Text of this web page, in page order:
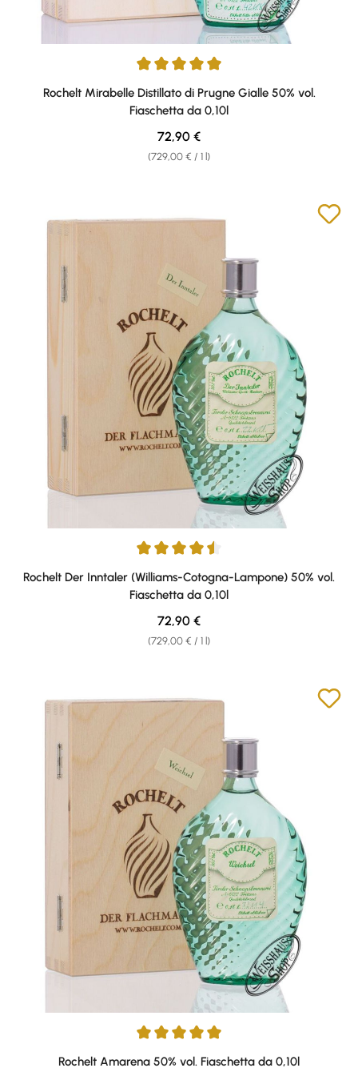
Average rating of 5 out of 5 stars
Rochelt Mirabelle Distillato di Prugne Gialle 50% vol.
Fiaschetta da 0,10l
(729,00 € / 1 l)
Regular price:
72,90 €
Average rating of 4.5 out of 5 stars
Rochelt Der Inntaler (Williams-Cotogna-Lampone) 50% vol.
Fiaschetta da 0,10l
(729,00 € / 1 l)
Regular price:
72,90 €
Average rating of 5 out of 5 stars
Rochelt Amarena 50% vol. Fiaschetta da 0,10l